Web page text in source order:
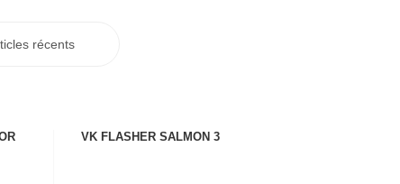
VK FLASHER SALMON 3